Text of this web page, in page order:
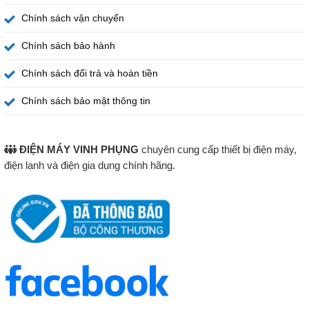
nhóm thực phẩm được bảo quản trong điều kiện nhiệt độ
phù hợp hơn.
Tủ lạnh LG Inverter Multi Door 571 lít -F58BGD nhờ đó mang đến
dùng có thể chuyển đổi chế độ bằng nút chọn khi nhu cầu thay
Thịt cá dự định sử dụng sớm nên được đóng gói kín trước
khi đặt vào ngăn. Nếu cần dự trữ dài ngày, thực phẩm vẫn
nên được chuyển đến ngăn đông.
Hygiene Fresh+ khử mùi, diệt khuẩn
Chính sách vận chuyển
Chính sách bảo hành
Chính sách đổi trả và hoàn tiền
Chính sách bảo mật thông tin
ĐIỆN MÁY VINH PHỤNG chuyên cung cấp thiết bị điện máy,
điện lạnh và điện gia dụng chính hãng.